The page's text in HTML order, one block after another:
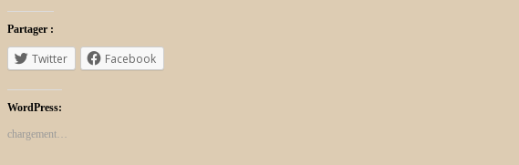
Partager :
Twitter Facebook
WordPress:
chargement…